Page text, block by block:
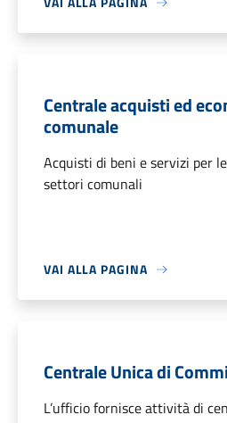
Centrale acquisti ed
comunale
Acquisti di beni e servizi per
settori comunali
VAI ALLA PAGINA
Centrale Unica di
L’ufficio fornisce attività di